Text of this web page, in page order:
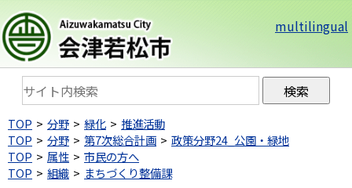
multilingual
TOP 分野 緑化
推進活動
TOP
分野 第7次総合計画
政策分野24_公園・緑地
TOP
属性
市民の方へ
TOP
組織 まちづくり整備課